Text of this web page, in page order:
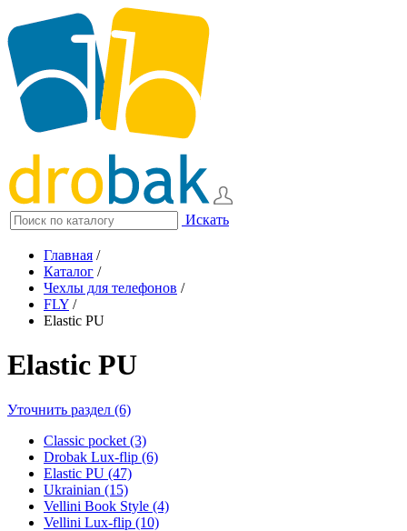
Искать
Главная /
Каталог /
Чехлы для телефонов /
FLY /
Elastic PU
Elastic PU
Уточнить раздел (6)
Classic pocket (3)
Drobak Lux-flip (6)
Elastic PU (47)
Ukrainian (15)
Vellini Book Style (4)
Vellini Lux-flip (10)